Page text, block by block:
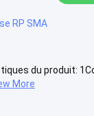
RP SMA
du produit:
More